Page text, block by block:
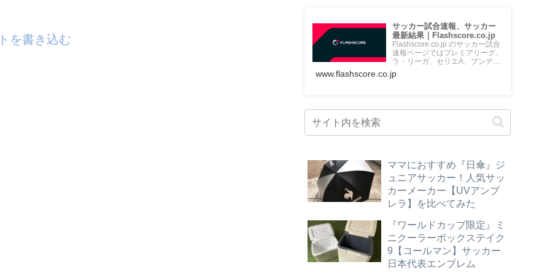
を書き込む
サッカー試合速報、サッカー
最新結果｜Flashscore.co.jp
Flashscore.co.jp のサッカー試合
速報ページではプレミアリーグ、
ラ・リーガ、セリエA、ブンデス
www.flashscore.co.jp
ママにおすすめ『日傘』ジ
ュニアサッカー！人気サッ
カーメーカー【UVアンブ
レラ】を比べてみた
『ワールドカップ限定』ミ
ニクーラーボックステイク
9【コールマン】サッカー
日本代表エンブレム